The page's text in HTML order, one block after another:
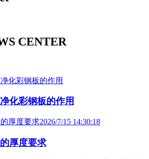
CENTER
化彩钢板的作用
2026/7/15 14:30:18
厚度要求